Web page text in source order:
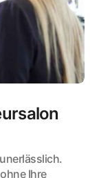
Ihre